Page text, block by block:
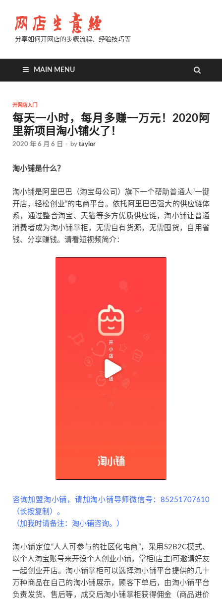
分享如何开网店的步骤流程、经验技巧等
MAIN MENU
开网店入门
每天一小时，每月多赚一万元！2020阿
里新项目淘小铺火了！
2020 年 6 月 6 日 - by taylor
淘小铺是什么？
淘小铺是阿里巴巴（淘宝母公司）旗下一个帮助普通人“一键
开店，轻松创业”的电商平台。依托阿里巴巴强大的供应链体
系，通过整合淘宝、天猫等多方优质供应链，淘小铺让普通
消费者成为淘小铺掌柜，无需自有货源，无需囤货，自用省
钱、分享赚钱。请看短视频简介：
咨询加盟淘小铺，请加淘小铺导师微信号：85251707610
（长按复制）。
（加我时请备注：淘小铺咨询。）
淘小铺定位“人人可参与的社区化电商”，采用S2B2C模式、
以个人淘宝账号来开设个人创 业小铺，掌柜(店主)可邀请好友
一起创业开店。淘小铺掌柜可以选择淘小铺平台提供的几十
万种商品在自己的淘小铺展示，顾客下单后，由淘小铺平台
负责发货、售后等，成交后淘小铺掌柜获得佣金（商品进价